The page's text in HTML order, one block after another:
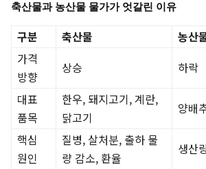
축산물과 농산물 물가가 엇갈린 이유
구분 축산물
농산
가격
방향
상승
하락
대표
품목
한우, 돼지고기, 계란,
닭고기
양배
핵심
원인
질병, 살처분, 출하 물
량 감소, 환율
생산